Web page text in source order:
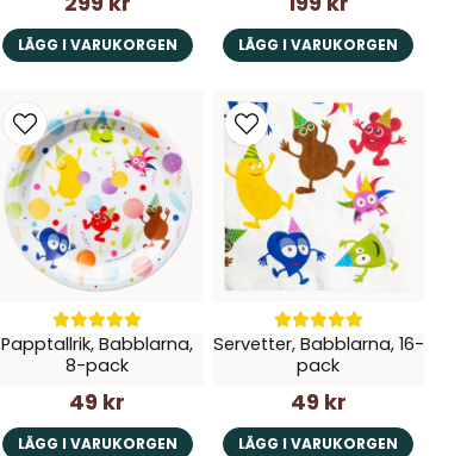
LÄGG I VARUKORGEN LÄGG I VARUKORGEN
Papptallrik, Babblarna,
8-pack
49 kr
LÄGG I VARUKORGEN
Servetter, Babblarna, 16-
pack
49 kr
LÄGG I VARUKORGEN